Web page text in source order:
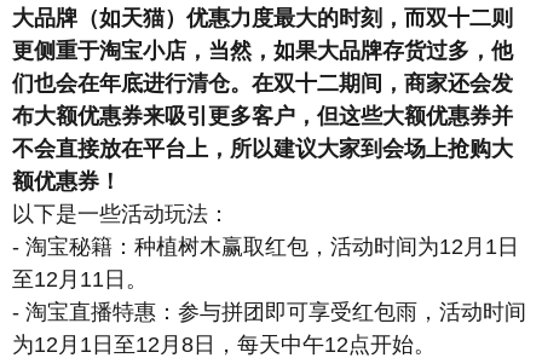
大品牌（如天猫）优惠力度最大的时刻，而双十二则
更侧重于淘宝小店，当然，如果大品牌存货过多，他
们也会在年底进行清仓。在双十二期间，商家还会发
布大额优惠券来吸引更多客户，但这些大额优惠券并
不会直接放在平台上，所以建议大家到会场上抢购大
额优惠券！
以下是一些活动玩法：
- 淘宝秘籍：种植树木赢取红包，活动时间为12月1日
至12月11日。
- 淘宝直播特惠：参与拼团即可享受红包雨，活动时间
为12月1日至12月8日，每天中午12点开始。